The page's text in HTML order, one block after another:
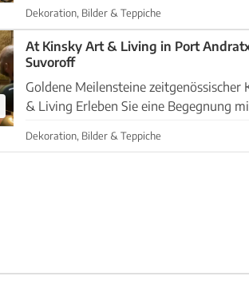
Dekoration, Bilder & Teppiche
At Kinsky Art & Living in Port
Suvoroff
Goldene Meilensteine
& Living Erleben Sie eine Begegnung mit einem Künstler, dessen Weg von der
Dekoration, Bilder & Teppiche